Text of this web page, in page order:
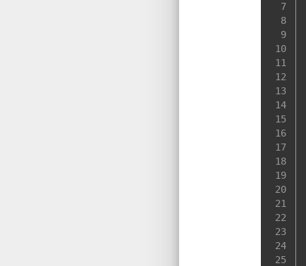
7
8
9
10
11
12
13
14
15
16
17
18
19
20
21
22
23
24
25